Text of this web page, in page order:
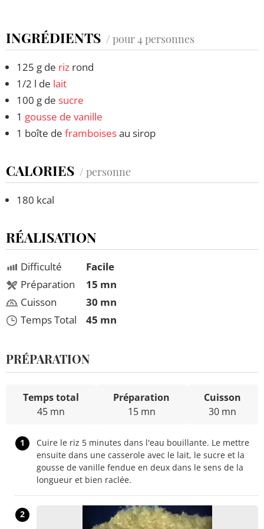
INGRÉDIENTS / pour 4 personnes
125 g de riz rond
1/2 l de lait
100 g de sucre
1 gousse de vanille
1 boîte de framboisesau sirop
CALORIES / personne
180 kcal
RÉALISATION
Difficulté
Préparation
Cuisson
Temps Total
Facile
15 mn
30 mn
45 mn
PRÉPARATION
Temps total
45 mn
Préparation
15 mn
Cuisson
30 mn
1
Cuire le riz 5 minutes dans l'eau bouillante. Le mettre
ensuite dans une casserole avec le lait, le sucre et la
gousse de vanille fendue en deux dans le sens de la
longueur et bien raclée.
2